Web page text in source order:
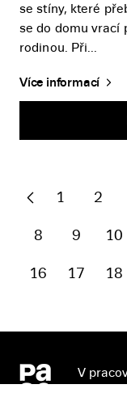
se stíny, které
se do domu vrací
rodinou. Při...
Více informací
1 2
8 9 10
16 17 18
V